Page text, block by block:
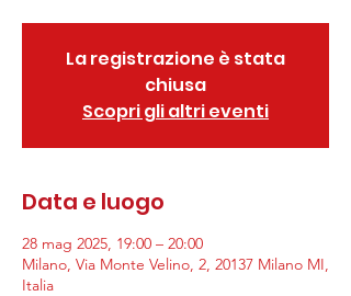
La registrazione è stata
chiusa
Scopri gli altri eventi
Data e luogo
28 mag 2025, 19:00 – 20:00
Milano, Via Monte Velino, 2, 20137 Milano MI,
Italia